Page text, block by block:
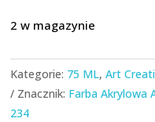
2 w magazynie
Kategorie: 75 ML,Art
Znacznik: Farba Akrylowa
234